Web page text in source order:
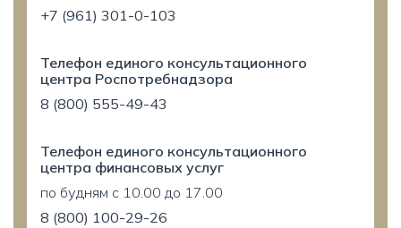
+7 (961) 301-0-103
Телефон единого консультационного
центра Роспотребнадзора
8 (800) 555-49-43
Телефон единого консультационного
центра финансовых услуг
по будням с 10.00 до 17.00
8 (800) 100-29-26